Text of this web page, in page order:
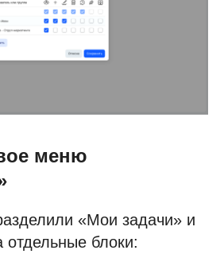
меню
«Мои задачи» и
отдельные блоки: